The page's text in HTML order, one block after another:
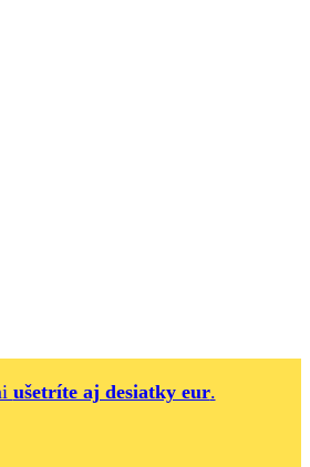
ušetríte aj desiatky eur.